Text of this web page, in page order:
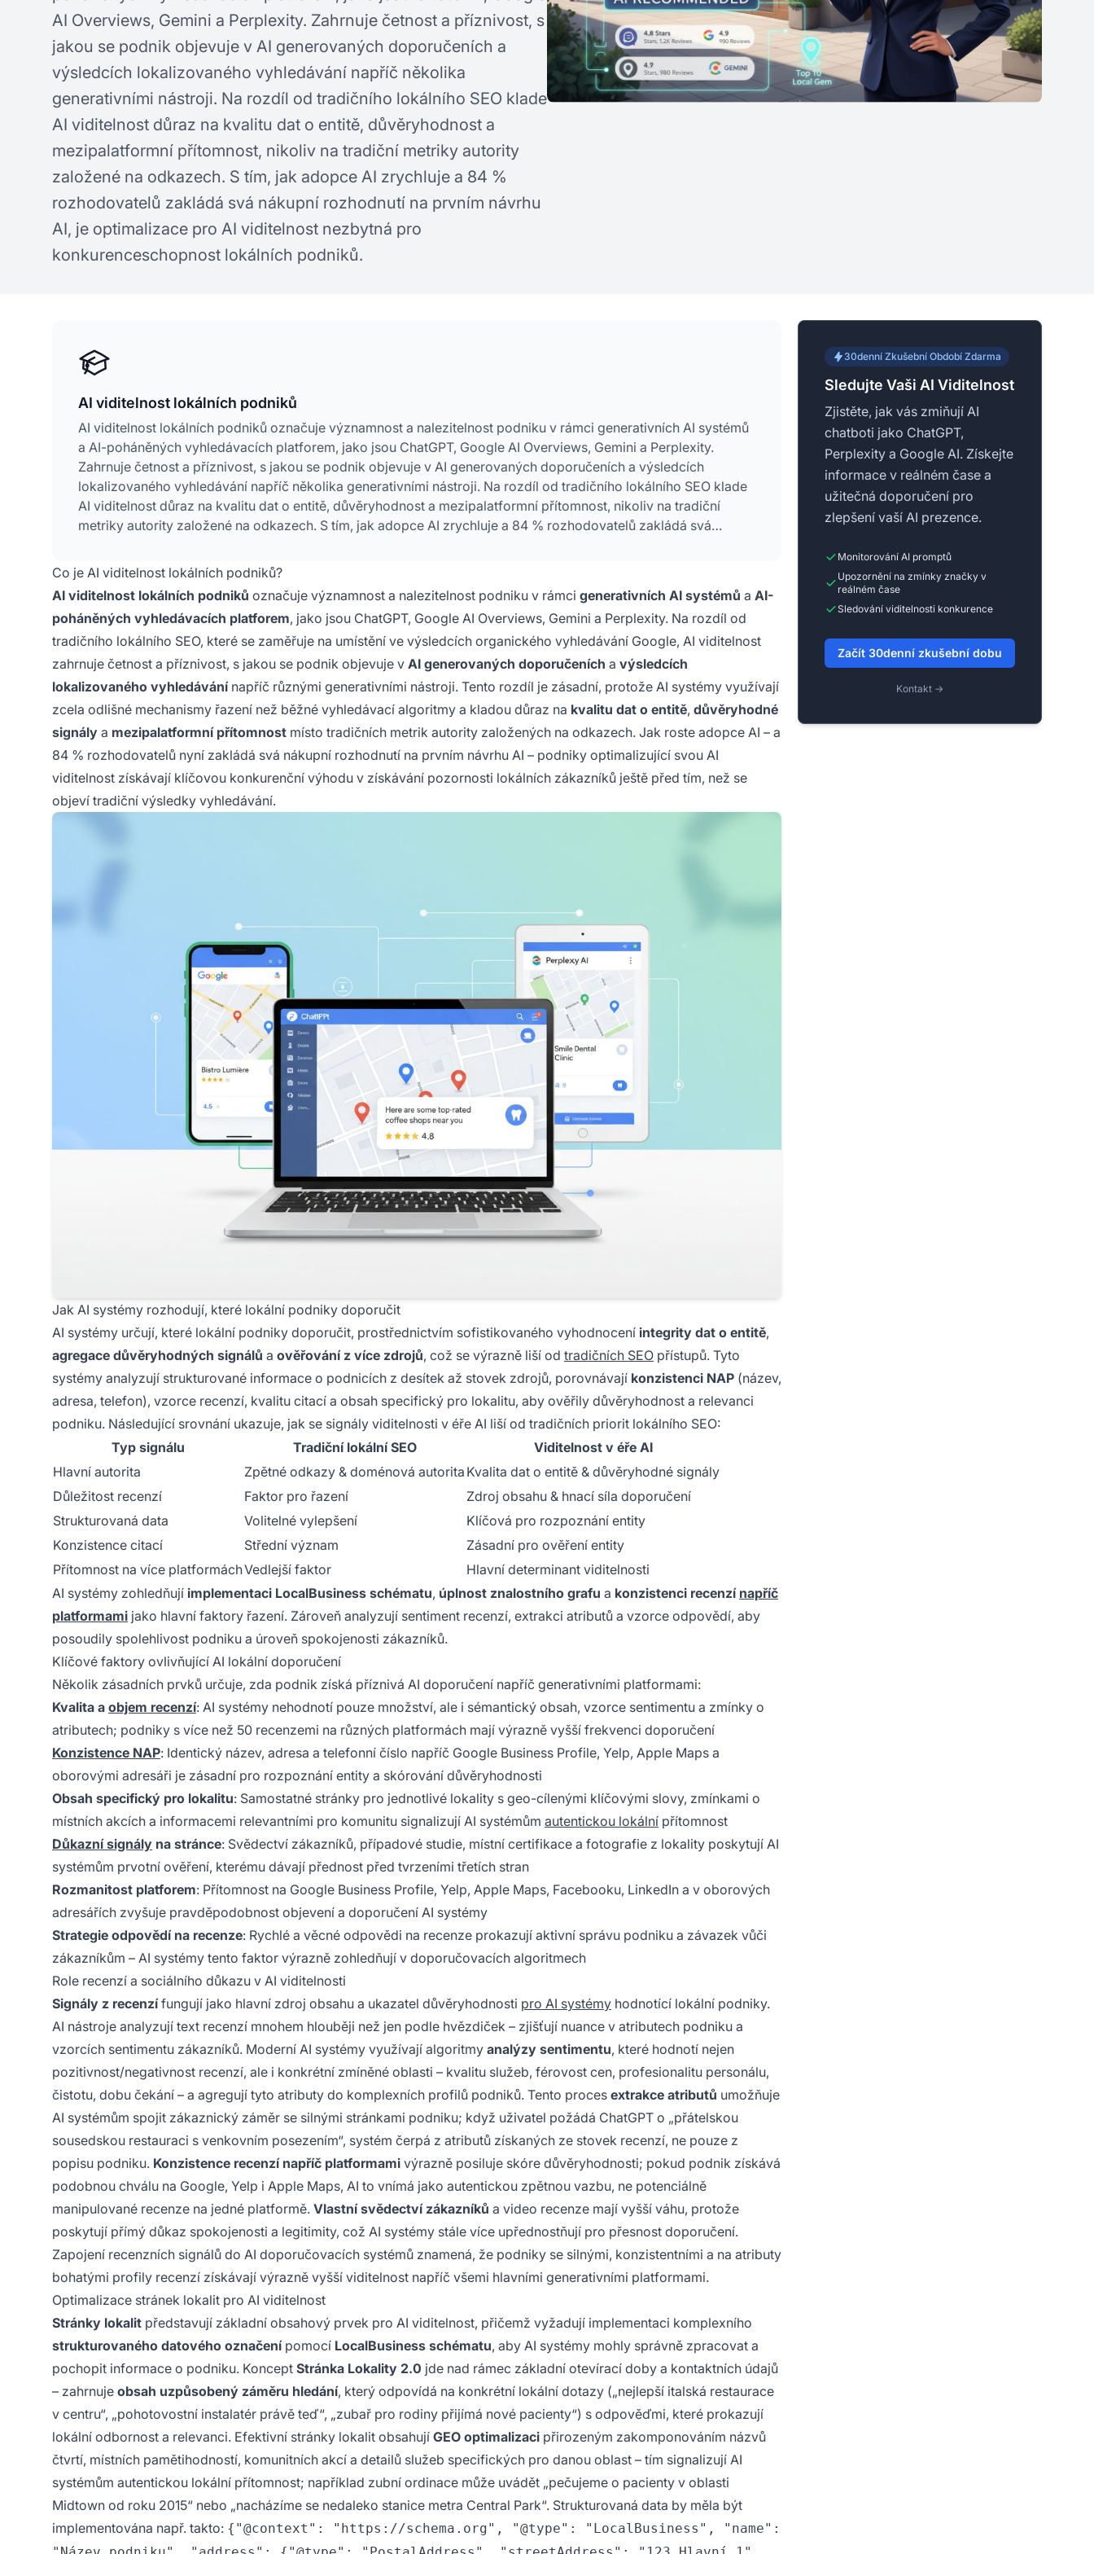
AI Overviews, Gemini a Perplexity. Zahrnuje četnost a příznivost, s
jakou se podnik objevuje v AI generovaných doporučeních a
výsledcích lokalizovaného vyhledávání napříč několika
generativními nástroji. Na rozdíl od tradičního lokálního SEO klade
AI viditelnost důraz na kvalitu dat o entitě, důvěryhodnost a
mezipalatformní přítomnost, nikoliv na tradiční metriky autority
založené na odkazech. S tím, jak adopce AI zrychluje a 84 %
rozhodovatelů zakládá svá nákupní rozhodnutí na prvním návrhu
AI, je optimalizace pro AI viditelnost nezbytná pro
konkurenceschopnost lokálních podniků.
AI viditelnost lokálních podniků
AI viditelnost lokálních podniků označuje významnost a nalezitelnost podniku v rámci generativních AI systémů
a AI-poháněných vyhledávacích platforem, jako jsou ChatGPT, Google AI Overviews, Gemini a Perplexity.
Zahrnuje četnost a příznivost, s jakou se podnik objevuje v AI generovaných doporučeních a výsledcích
lokalizovaného vyhledávání napříč několika generativními nástroji. Na rozdíl od tradičního lokálního SEO klade
AI viditelnost důraz na kvalitu dat o entitě, důvěryhodnost a mezipalatformní přítomnost, nikoliv na tradiční
metriky autority založené na odkazech. S tím, jak adopce AI zrychluje a 84 % rozhodovatelů zakládá svá
lokálních podniků.
Co je AI viditelnost lokálních podniků?
AI viditelnost lokálních podniků označuje významnost a nalezitelnost podniku v rámci generativních AI systémů a AI-
poháněných vyhledávacích platforem, jako jsou ChatGPT, Google AI Overviews, Gemini a Perplexity. Na rozdíl od
tradičního lokálního SEO, které se zaměřuje na umístění ve výsledcích organického vyhledávání Google, AI viditelnost
zahrnuje četnost a příznivost, s jakou se podnik objevuje v AI generovaných doporučeních a výsledcích
lokalizovaného vyhledávánínapříč různými generativními nástroji. Tento rozdíl je zásadní, protože AI systémy využívají
zcela odlišné mechanismy řazení než běžné vyhledávací algoritmy a kladou důraz na kvalitu dat o entitě, důvěryhodné
signály a mezipalatformní přítomnost místo tradičních metrik autority založených na odkazech. Jak roste adopce AI – a
84 % rozhodovatelů nyní zakládá svá nákupní rozhodnutí na prvním návrhu AI – podniky optimalizující svou AI
viditelnost získávají klíčovou konkurenční výhodu v získávání pozornosti lokálních zákazníků ještě před tím, než se
objeví tradiční výsledky vyhledávání.
Jak AI systémy rozhodují, které lokální podniky doporučit
AI systémy určují, které lokální podniky doporučit, prostřednictvím sofistikovaného vyhodnocení integrity dat o entitě,
agregace důvěryhodných signálů a ověřování z více zdrojů, což se výrazně liší od tradičních SEO přístupů. Tyto
systémy analyzují strukturované informace o podnicích z desítek až stovek zdrojů, porovnávají konzistenci NAP (název,
adresa, telefon), vzorce recenzí, kvalitu citací a obsah specifický pro lokalitu, aby ověřily důvěryhodnost a relevanci
podniku. Následující srovnání ukazuje, jak se signály viditelnosti v éře AI liší od tradičních priorit lokálního SEO:
Typ signálu
Tradiční lokální SEO
Viditelnost v éře AI
Hlavní autorita
Zpětné odkazy & doménová autorita Kvalita dat o entitě & důvěryhodné signály
Důležitost recenzí
Faktor pro řazení
Zdroj obsahu & hnací síla doporučení
Strukturovaná data
Volitelné vylepšení
Klíčová pro rozpoznání entity
Konzistence citací
Střední význam
Zásadní pro ověření entity
Přítomnost na více platformáchVedlejší faktor
Hlavní determinant viditelnosti
AI systémy zohledňují implementaci LocalBusiness schématu, úplnost znalostního grafu a konzistenci recenzí napříč
platformami jako hlavní faktory řazení. Zároveň analyzují sentiment recenzí, extrakci atributů a vzorce odpovědí, aby
posoudily spolehlivost podniku a úroveň spokojenosti zákazníků.
Klíčové faktory ovlivňující AI lokální doporučení
Několik zásadních prvků určuje, zda podnik získá příznivá AI doporučení napříč generativními platformami:
Kvalita a objem recenzí: AI systémy nehodnotí pouze množství, ale i sémantický obsah, vzorce sentimentu a zmínky o
atributech; podniky s více než 50 recenzemi na různých platformách mají výrazně vyšší frekvenci doporučení
Konzistence NAP: Identický název, adresa a telefonní číslo napříč Google Business Profile, Yelp, Apple Maps a
oborovými adresáři je zásadní pro rozpoznání entity a skórování důvěryhodnosti
Obsah specifický pro lokalitu: Samostatné stránky pro jednotlivé lokality s geo-cílenými klíčovými slovy, zmínkami o
místních akcích a informacemi relevantními pro komunitu signalizují AI systémům autentickou lokální přítomnost
Důkazní signály na stránce: Svědectví zákazníků, případové studie, místní certifikace a fotografie z lokality poskytují AI
systémům prvotní ověření, kterému dávají přednost před tvrzeními třetích stran
Rozmanitost platforem: Přítomnost na Google Business Profile, Yelp, Apple Maps, Facebooku, LinkedIn a v oborových
adresářích zvyšuje pravděpodobnost objevení a doporučení AI systémy
Strategie odpovědí na recenze: Rychlé a věcné odpovědi na recenze prokazují aktivní správu podniku a závazek vůči
zákazníkům – AI systémy tento faktor výrazně zohledňují v doporučovacích algoritmech
Role recenzí a sociálního důkazu v AI viditelnosti
Signály z recenzífungují jako hlavní zdroj obsahu a ukazatel důvěryhodnosti pro AI systémy hodnotící lokální podniky.
AI nástroje analyzují text recenzí mnohem hlouběji než jen podle hvězdiček – zjišťují nuance v atributech podniku a
vzorcích sentimentu zákazníků. Moderní AI systémy využívají algoritmy analýzy sentimentu, které hodnotí nejen
pozitivnost/negativnost recenzí, ale i konkrétní zmíněné oblasti – kvalitu služeb, férovost cen, profesionalitu personálu,
čistotu, dobu čekání – a agregují tyto atributy do komplexních profilů podniků. Tento proces extrakce atributů umožňuje
AI systémům spojit zákaznický záměr se silnými stránkami podniku; když uživatel požádá ChatGPT o „přátelskou
sousedskou restauraci s venkovním posezením“, systém čerpá z atributů získaných ze stovek recenzí, ne pouze z
popisu podniku. Konzistence recenzí napříč platformami výrazně posiluje skóre důvěryhodnosti; pokud podnik získává
podobnou chválu na Google, Yelp i Apple Maps, AI to vnímá jako autentickou zpětnou vazbu, ne potenciálně
manipulované recenze na jedné platformě. Vlastní svědectví zákazníků a video recenze mají vyšší váhu, protože
poskytují přímý důkaz spokojenosti a legitimity, což AI systémy stále více upřednostňují pro přesnost doporučení.
Zapojení recenzních signálů do AI doporučovacích systémů znamená, že podniky se silnými, konzistentními a na atributy
bohatými profily recenzí získávají výrazně vyšší viditelnost napříč všemi hlavními generativními platformami.
Optimalizace stránek lokalit pro AI viditelnost
Stránky lokalit představují základní obsahový prvek pro AI viditelnost, přičemž vyžadují implementaci komplexního
strukturovaného datového označenípomocí LocalBusiness schématu, aby AI systémy mohly správně zpracovat a
pochopit informace o podniku. Koncept Stránka Lokality 2.0 jde nad rámec základní otevírací doby a kontaktních údajů
– zahrnuje obsah uzpůsobený záměru hledání, který odpovídá na konkrétní lokální dotazy („nejlepší italská restaurace
v centru“, „pohotovostní instalatér právě teď“, „zubař pro rodiny přijímá nové pacienty“) s odpověďmi, které prokazují
lokální odbornost a relevanci. Efektivní stránky lokalit obsahují GEO optimalizaci přirozeným zakomponováním názvů
čtvrtí, místních pamětihodností, komunitních akcí a detailů služeb specifických pro danou oblast – tím signalizují AI
systémům autentickou lokální přítomnost; například zubní ordinace může uvádět „pečujeme o pacienty v oblasti
Midtown od roku 2015“ nebo „nacházíme se nedaleko stanice metra Central Park“. Strukturovaná data by měla být
implementována např. takto: {"@context": "https://schema.org", "@type": "LocalBusiness", "name":
30denní Zkušební Období Zdarma
Sledujte Vaši AI Viditelnost
Zjistěte, jak vás zmiňují AI
chatboti jako ChatGPT,
Perplexity a Google AI. Získejte
informace v reálném čase a
užitečná doporučení pro
zlepšení vaší AI prezence.
Monitorování AI promptů
Upozornění na zmínky značky v
reálném čase
Sledování viditelnosti konkurence
Začít 30denní zkušební dobu
Kontakt →